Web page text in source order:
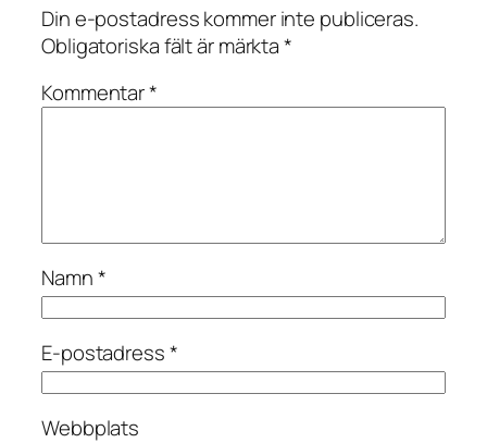
Din e-postadress kommer inte publiceras.
Obligatoriska fält är märkta*
Kommentar*
Namn*
E-postadress*
Webbplats